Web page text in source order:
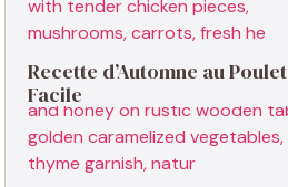
Recette d’Automne au Poulet
Facile